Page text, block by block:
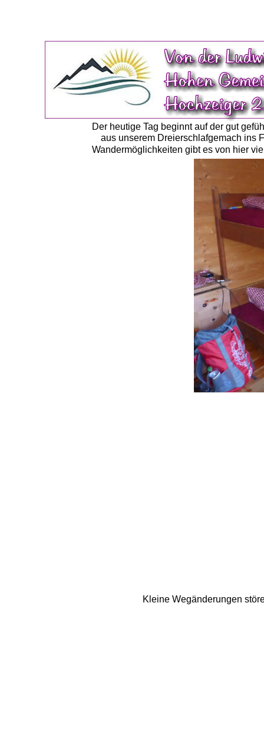
Der heutige Tag beginnt auf der gut
aus unserem Dreierschlafgemach ins
Wandermöglichkeiten gibt es von hier
Kleine Wegänderungen